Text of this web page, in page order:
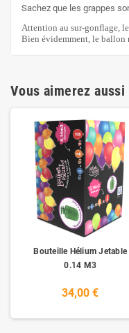
Sachez que les grappes
Attention au sur-gonflage,
Bien évidemment, le ballon
Vous aimerez aussi
Bouteille Hélium Jetable
0.14 M3
34,00 €